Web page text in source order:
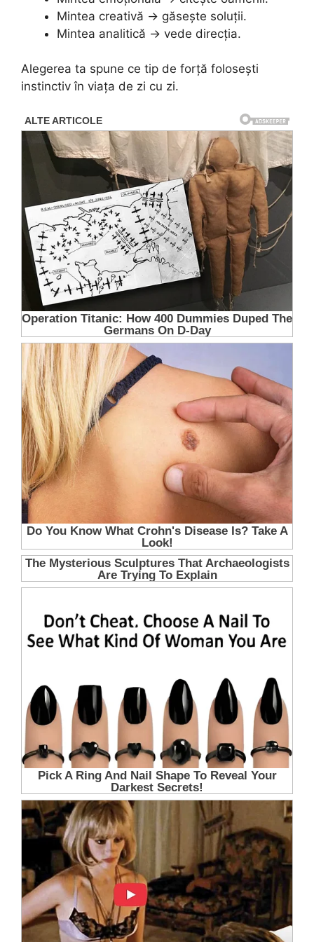
Mintea creativă → găsește soluții.
Mintea analitică → vede direcția.
Alegerea ta spune ce tip de forță folosești
instinctiv în viața de zi cu zi.